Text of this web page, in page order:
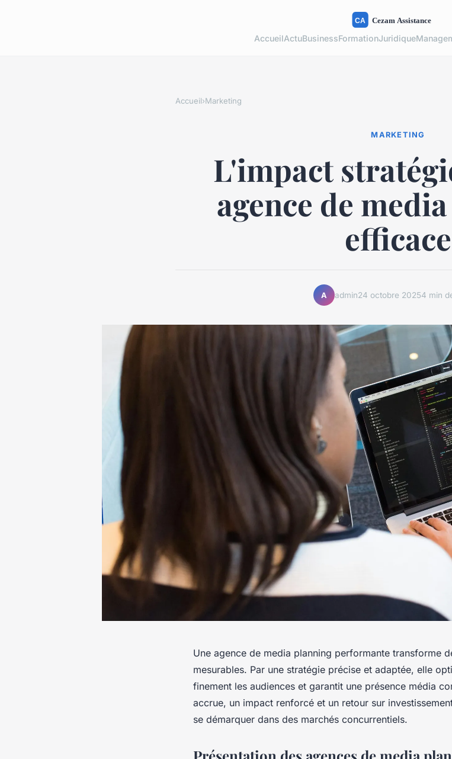
AccueilActuBusinessFormationJuridique
Accueil›Marketing
MARKETING
L'impact
agence de
efficace
A admin24 octobre 20254 min
Une agence de media planning performante transforme
mesurables. Par une stratégie précise et adaptée, elle
finement les audiences et garantit une présence média
accrue, un impact renforcé et un retour sur
se démarquer dans des marchés concurrentiels.